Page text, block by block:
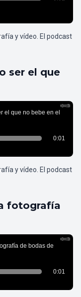
y vídeo. El podcast
ser el que
y vídeo. El podcast
fotografía